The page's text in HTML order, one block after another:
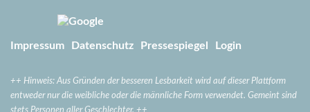
Impressum Datenschutz Pressespiegel Login
++ Hinweis: Aus Gründen der besseren Lesbarkeit wird auf dieser Plattform
entweder nur die weibliche oder die männliche Form verwendet. Gemeint sind
stets Personen aller Geschlechter. ++